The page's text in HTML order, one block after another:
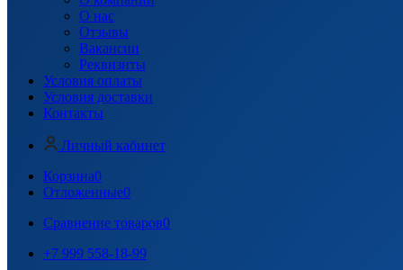
О нас
Отзывы
Вакансии
Реквизиты
Условия оплаты
Условия доставки
Контакты
Личный кабинет
Корзина0
Отложенные0
Сравнение товаров0
+7 999 558-18-99